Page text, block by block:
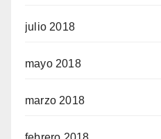
julio 2018
mayo 2018
marzo 2018